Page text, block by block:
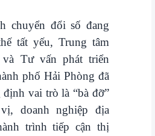
chuyển đổi số đang
tất yếu, Trung tâm
Tư vấn phát triển
phố Hải Phòng đã
định vai trò là “bà đỡ”
doanh nghiệp địa
trình tiếp cận thị